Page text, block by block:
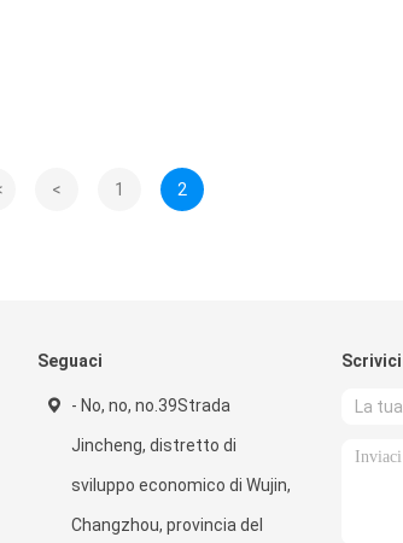
< 1 2
Seguaci
- No, no, no.39Strada
Jincheng, distretto di
sviluppo economico di Wujin,
Changzhou, provincia del
Scrivici